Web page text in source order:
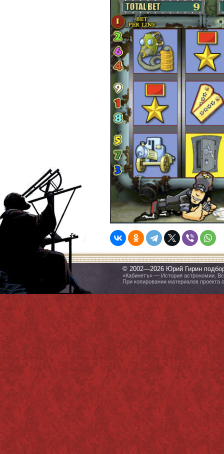
© 2002—2026 Юрий Гирин
«Кабинетъ» — История астрономии.
При копировании материалов проекта